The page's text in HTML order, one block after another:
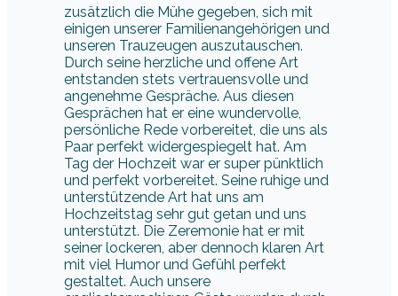
zusätzlich die Mühe gegeben, sich mit
einigen unserer Familienangehörigen und
unseren Trauzeugen auszutauschen.
Durch seine herzliche und offene Art
entstanden stets vertrauensvolle und
angenehme Gespräche. Aus diesen
Gesprächen hat er eine wundervolle,
persönliche Rede vorbereitet, die uns als
Paar perfekt widergespiegelt hat. Am
Tag der Hochzeit war er super pünktlich
und perfekt vorbereitet. Seine ruhige und
unterstützende Art hat uns am
Hochzeitstag sehr gut getan und uns
unterstützt. Die Zeremonie hat er mit
seiner lockeren, aber dennoch klaren Art
mit viel Humor und Gefühl perfekt
gestaltet. Auch unsere